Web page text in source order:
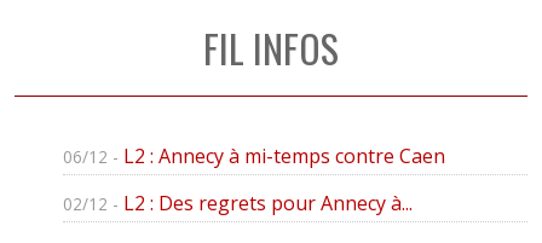
FIL INFOS
06/12 - L2 : Annecy à mi-temps contre Caen
02/12 - L2 : Des regrets pour Annecy à...